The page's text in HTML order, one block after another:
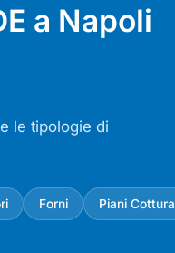
a Napoli
le tipologie di
Forni Piani Cottura